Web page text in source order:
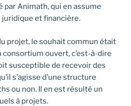
Animath, qui en assume
et financière.
projet, le souhait commun était
consortium ouvert, c’est-à-dire
susceptible de recevoir des
s’agisse d’une structure
ou non. Il en est résulté un
à projets.